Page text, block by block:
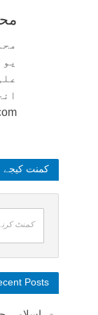
کمنت کیجے
کمنٹ
Posts